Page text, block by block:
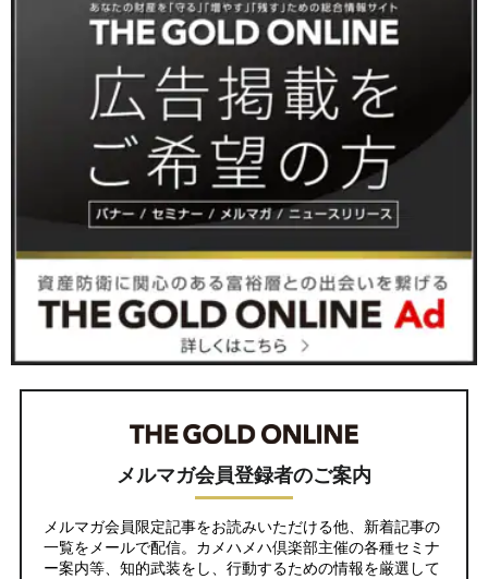
メルマガ会員登録者のご案内
メルマガ会員限定記事をお読みいただける他、新着記事の
一覧をメールで配信。カメハメハ倶楽部主催の各種セミナ
ー案内等、知的武装をし、行動するための情報を厳選して